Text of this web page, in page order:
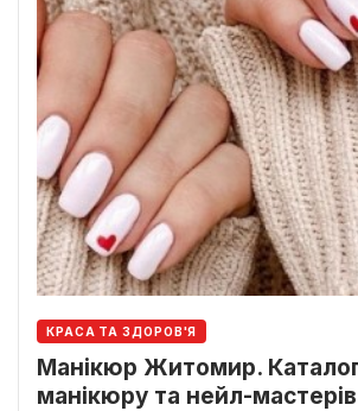
КРАСА ТА ЗДОРОВ'Я
Манікюр Житомир. Каталог
манікюру та нейл-мастерів